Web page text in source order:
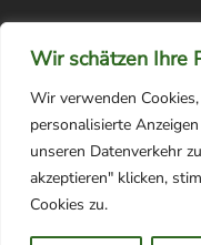
Wir schätzen Ihre
Wir verwenden
personalisierte
unseren Datenverkehr
akzeptieren" klicken,
Cookies zu.